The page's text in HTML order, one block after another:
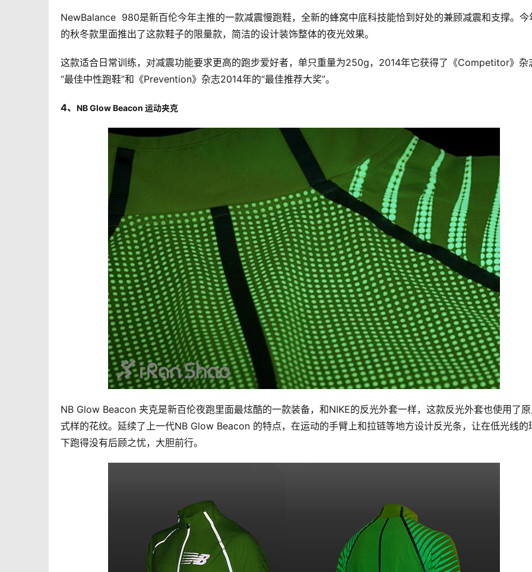
NewBalance  980是新百伦今年主推的一款减震慢跑鞋，全新的蜂窝中底科技能恰到好处的兼顾减震和支撑。今
的秋冬款里面推出了这款鞋子的限量款，简洁的设计装饰整体的夜光效果。
这款适合日常训练，对减震功能要求更高的跑步爱好者，单只重量为250g，2014年它获得了《Competitor》杂
“最佳中性跑鞋”和《Prevention》杂志2014年的“最佳推荐大奖”。
4、 NB Glow Beacon 运动夹克
NB Glow Beacon 夹克是新百伦夜跑里面最炫酷的一款装备，和NIKE的反光外套一样，这款反光外套也使用了
式样的花纹。延续了上一代NB Glow Beacon 的特点，在运动的手臂上和拉链等地方设计反光条，让在低光线的
下跑得没有后顾之忧，大胆前行。